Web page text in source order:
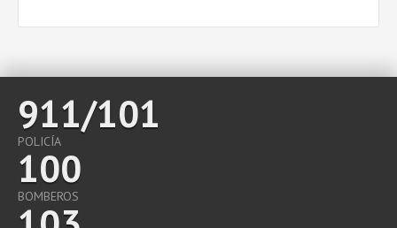
911/101
POLICÍA
100
BOMBEROS